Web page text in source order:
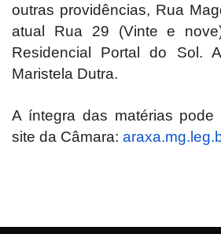
outras providências, Rua
atual Rua 29 (Vinte e
Residencial Portal do Sol.
Maristela Dutra.
A íntegra das matérias
site da Câmara: